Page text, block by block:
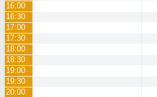
16:00
16:30
17:00
17:30
18:00
18:30
19:00
19:30
20:00